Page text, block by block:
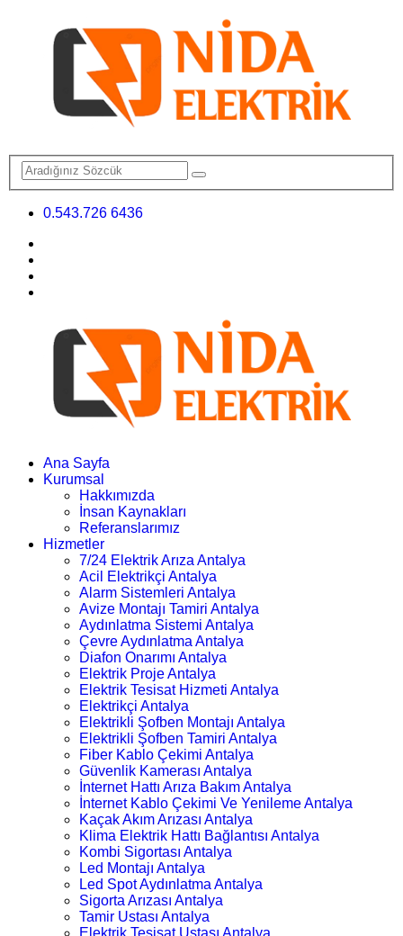
0.543.726 6436
Ana Sayfa
Kurumsal
Hakkımızda
İnsan Kaynakları
Referanslarımız
Hizmetler
7/24 Elektrik Arıza Antalya
Acil Elektrikçi Antalya
Alarm Sistemleri Antalya
Avize Montajı Tamiri Antalya
Aydınlatma Sistemi Antalya
Çevre Aydınlatma Antalya
Diafon Onarımı Antalya
Elektrik Proje Antalya
Elektrik Tesisat Hizmeti Antalya
Elektrikçi Antalya
Elektrikli Şofben Montajı Antalya
Elektrikli Şofben Tamiri Antalya
Fiber Kablo Çekimi Antalya
Güvenlik Kamerası Antalya
İnternet Hattı Arıza Bakım Antalya
İnternet Kablo Çekimi Ve Yenileme Antalya
Kaçak Akım Arızası Antalya
Klima Elektrik Hattı Bağlantısı Antalya
Kombi Sigortası Antalya
Led Montajı Antalya
Led Spot Aydınlatma Antalya
Sigorta Arızası Antalya
Tamir Ustası Antalya
Elektrik Tesisat Ustası Antalya